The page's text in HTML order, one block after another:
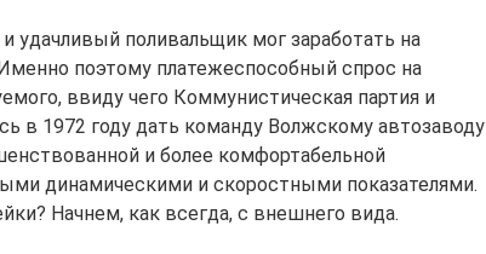
удачливый поливальщик мог заработать на
поэтому платежеспособный спрос на
ввиду чего Коммунистическая партия и
в 1972 году дать команду Волжскому автозаводу
и более комфортабельной
динамическими и скоростными показателями.
Начнем, как всегда, с внешнего вида.